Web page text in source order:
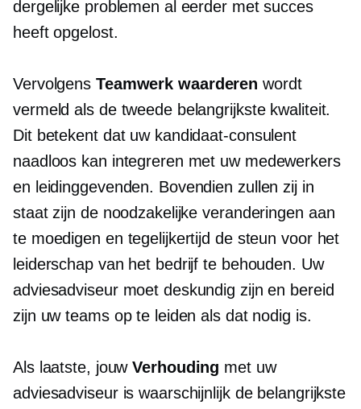
dergelijke problemen al eerder met succes
heeft opgelost.
Vervolgens Teamwerk waarderen wordt
vermeld als de tweede belangrijkste kwaliteit.
Dit betekent dat uw kandidaat-consulent
naadloos kan integreren met uw medewerkers
en leidinggevenden. Bovendien zullen zij in
staat zijn de noodzakelijke veranderingen aan
te moedigen en tegelijkertijd de steun voor het
leiderschap van het bedrijf te behouden. Uw
adviesadviseur moet deskundig zijn en bereid
zijn uw teams op te leiden als dat nodig is.
Als laatste, jouwVerhouding met uw
adviesadviseur is waarschijnlijk de belangrijkste